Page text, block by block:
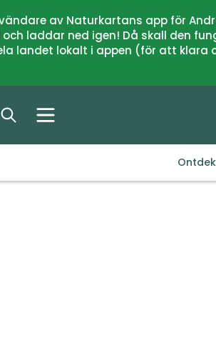
av Naturkartans app för
laddar ned igen! Då skall den
landet lokalt i appen (för att
Ontdek